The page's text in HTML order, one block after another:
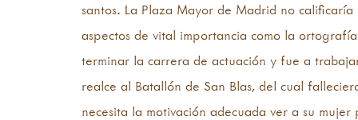
santos. La Plaza Mayor de Madrid no
aspectos de vital importancia como la
terminar la carrera de actuación y fue a
realce al Batallón de San Blas, del cual
necesita la motivación adecuada ver a su